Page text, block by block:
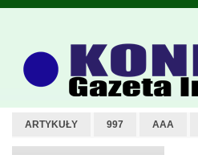
ARTYKUŁY 997 AAA